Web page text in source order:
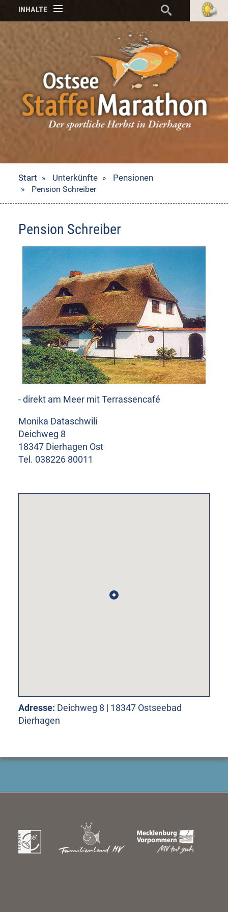
INHALTE
Start Unterkünfte Pensionen
Pension Schreiber
Pension Schreiber
- direkt am Meer mit Terrassencafé
Monika Dataschwili
Deichweg 8
18347 Dierhagen Ost
Tel. 038226 80011
Adresse: Deichweg 8 | 18347 Ostseebad
Dierhagen